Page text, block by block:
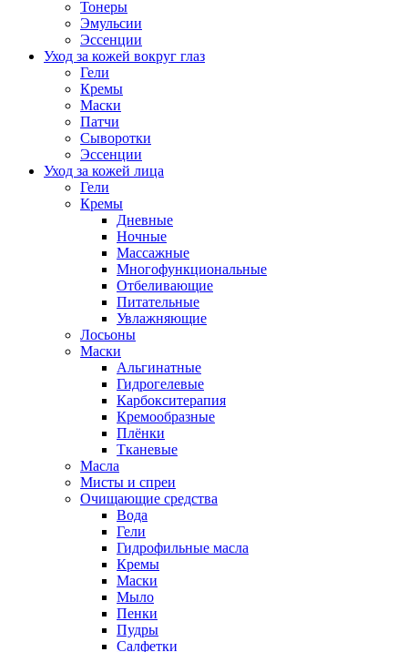
Тонеры
Эмульсии
Эссенции
Уход за кожей вокруг глаз
Гели
Кремы
Маски
Патчи
Сыворотки
Эссенции
Уход за кожей лица
Гели
Кремы
Дневные
Ночные
Массажные
Многофункциональные
Отбеливающие
Питательные
Увлажняющие
Лосьоны
Маски
Альгинатные
Гидрогелевые
Карбокситерапия
Кремообразные
Плёнки
Тканевые
Масла
Мисты и спреи
Очищающие средства
Вода
Гели
Гидрофильные масла
Кремы
Маски
Мыло
Пенки
Пудры
Салфетки